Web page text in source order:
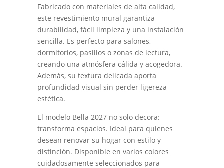
Fabricado con materiales de alta calidad,
este revestimiento mural garantiza
durabilidad, fácil limpieza y una instalación
sencilla. Es perfecto para salones,
dormitorios, pasillos o zonas de lectura,
creando una atmósfera cálida y acogedora.
Además, su textura delicada aporta
profundidad visual sin perder ligereza
estética.
El modelo Bella 2027 no solo decora:
transforma espacios. Ideal para quienes
desean renovar su hogar con estilo y
distinción. Disponible en varios colores
cuidadosamente seleccionados para